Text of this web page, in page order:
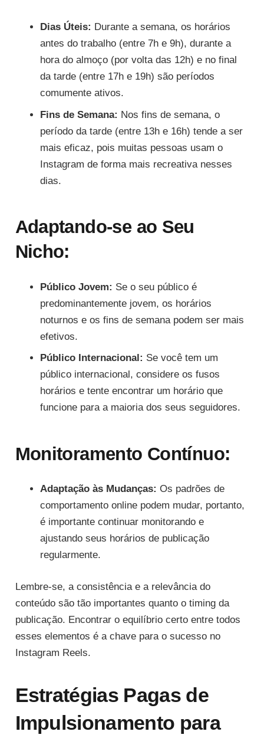
Dias Úteis: Durante a semana, os horários
antes do trabalho (entre 7h e 9h), durante a
hora do almoço (por volta das 12h) e no final
da tarde (entre 17h e 19h) são períodos
comumente ativos.
Fins de Semana: Nos fins de semana, o
período da tarde (entre 13h e 16h) tende a ser
mais eficaz, pois muitas pessoas usam o
Instagram de forma mais recreativa nesses
dias.
Adaptando-se ao Seu
Nicho:
Público Jovem: Se o seu público é
predominantemente jovem, os horários
noturnos e os fins de semana podem ser mais
efetivos.
Público Internacional: Se você tem um
público internacional, considere os fusos
horários e tente encontrar um horário que
funcione para a maioria dos seus seguidores.
Monitoramento Contínuo:
Adaptação às Mudanças: Os padrões de
comportamento online podem mudar, portanto,
é importante continuar monitorando e
ajustando seus horários de publicação
regularmente.
Lembre-se, a consistência e a relevância do
conteúdo são tão importantes quanto o timing da
publicação. Encontrar o equilíbrio certo entre todos
esses elementos é a chave para o sucesso no
Instagram Reels.
Estratégias Pagas de
Impulsionamento para